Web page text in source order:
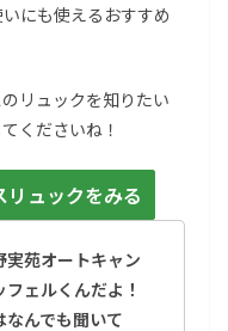
にも使えるおすすめ
リュックを知りたい
くださいね！
ュックをみる
実苑オートキャン
ェルくんだよ！
んでも聞いて